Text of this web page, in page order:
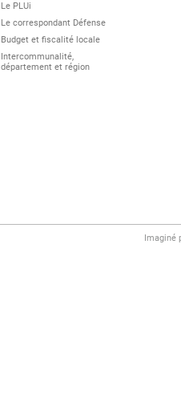
Le PLUi
Le correspondant Défense
Budget et fiscalité locale
Intercommunalité,
département et région
Imaginé